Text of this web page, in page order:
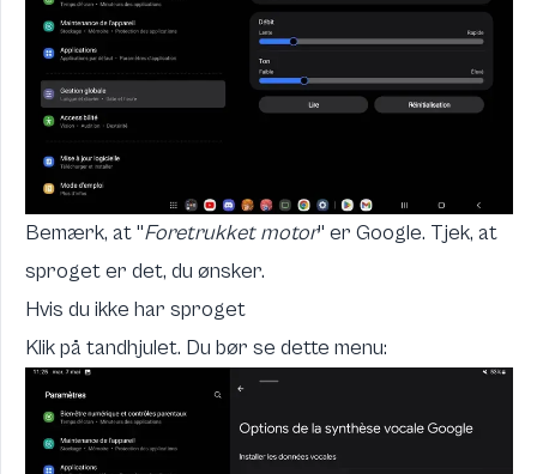
Bemærk, at "Foretrukket motor" er Google. Tjek, at
sproget er det, du ønsker.
Hvis du ikke har sproget
Klik på tandhjulet. Du bør se dette menu: